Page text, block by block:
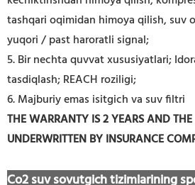
tashqari oqimidan himoya qilish, suv
yuqori / past haroratli signal;
5. Bir nechta quvvat xususiyatlari;
tasdiqlash; REACH roziligi;
6. Majburiy emas isitgich va suv filtri
THE WARRANTY IS 2 YEARS AND THE
UNDERWRITTEN BY INSURANCE
Co2 suv sovutgich tizimlarining